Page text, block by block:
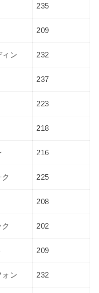
235
209
ィン 232
237
223
218
216
225
208
202
209
ォン 232